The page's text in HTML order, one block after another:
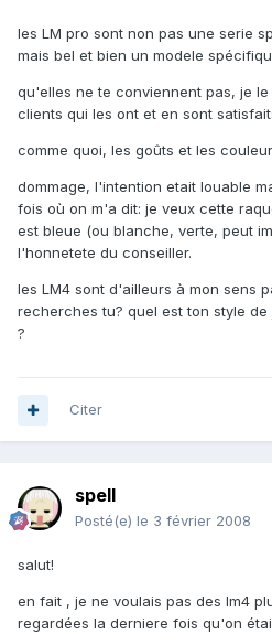
les LM pro sont non pas une serie
mais bel et bien un modele
qu'elles ne te conviennent pas, je
clients qui les ont et en sont
comme quoi, les goûts et les
dommage, l'intention etait louable
fois où on m'a dit: je veux cette
est bleue (ou blanche, verte, peut
l'honnetete du conseiller.
les LM4 sont d'ailleurs à mon sens
recherches tu? quel est ton style
?
Citer
spell
Posté(e) le 3 février 2008
salut!
en fait , je ne voulais pas des lm4
regardées la derniere fois qu'on